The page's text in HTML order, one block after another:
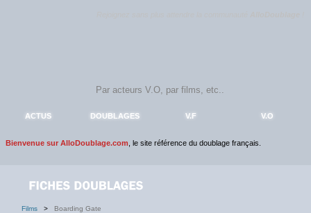
ACTUS DOUBLAGES V.F V.O
Bienvenue sur AlloDoublage.com , le site référence du doublage français.
Films > Boarding Gate